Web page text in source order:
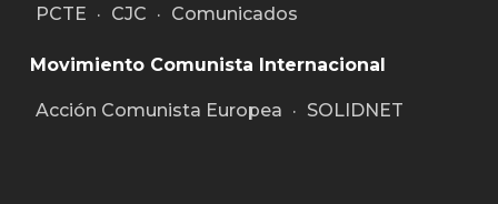
PCTE · CJC · Comunicados
Movimiento Comunista Internacional
Acción Comunista Europea · SOLIDNET